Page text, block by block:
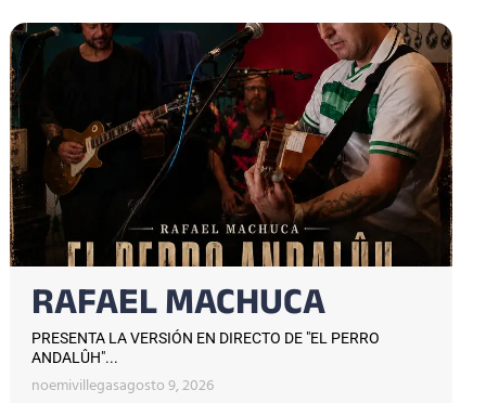
RAFAEL MACHUCA
PRESENTA LA VERSIÓN EN DIRECTO DE "EL PERRO
ANDALÛH"...
noemivillegasagosto 9, 2026